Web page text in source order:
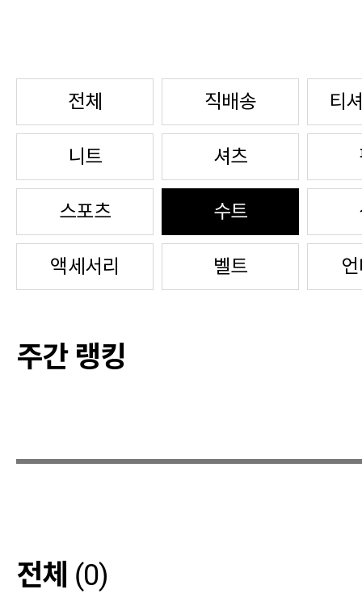
전체 직배송 티
니트 셔츠
스포츠 수트
액세서리 벨트
주간 랭킹
전체 (0)